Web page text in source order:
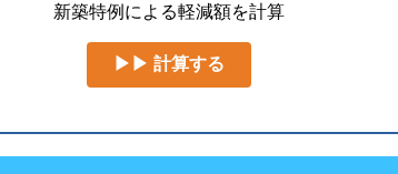
新築特例による軽減額を計算
▶▶ 計算する